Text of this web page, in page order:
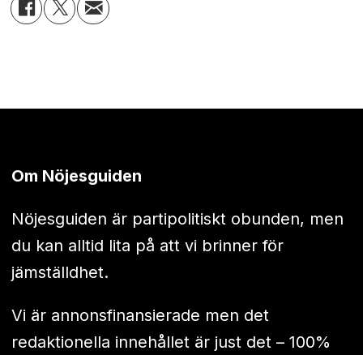
Om Nöjesguiden
Nöjesguiden är partipolitiskt obunden, men
du kan alltid lita på att vi brinner för
jämställdhet.
Vi är annonsfinansierade men det
redaktionella innehållet är just det – 100%